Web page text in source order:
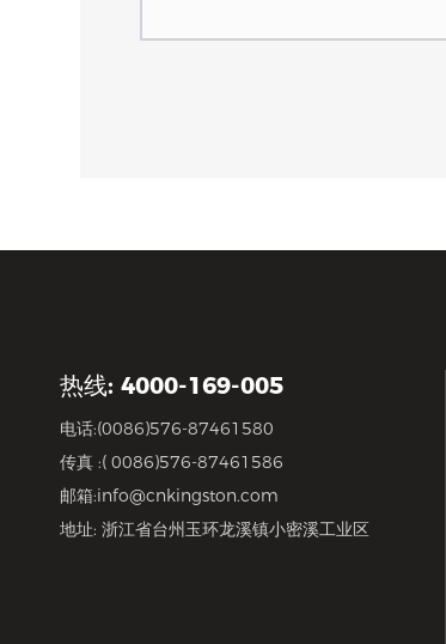
热线: 4000-169-005
电话:(0086)576-87461580
传真 :( 0086)576-87461586
邮箱:info@cnkingston.com
地址: 浙江省台州玉环龙溪镇小密溪工业区